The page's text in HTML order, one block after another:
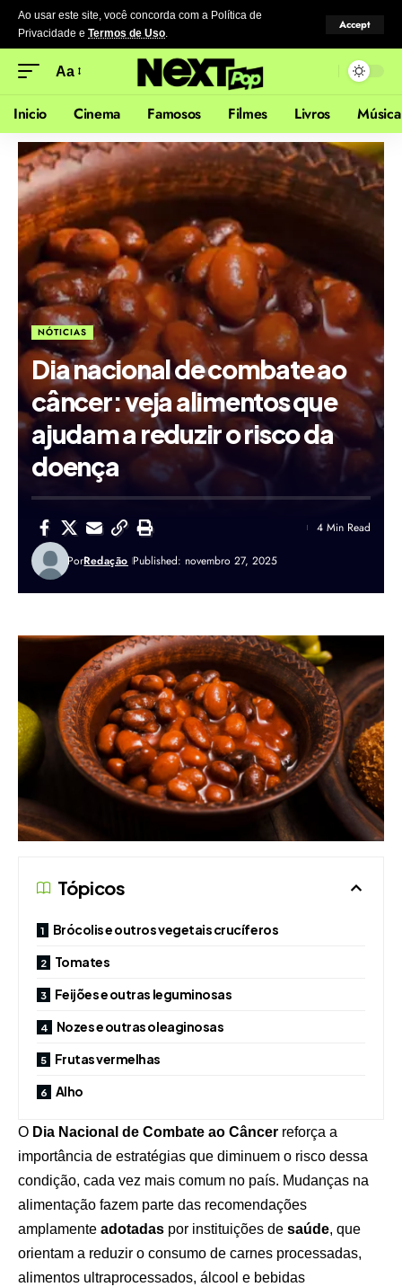
Ao usar este site, você concorda com a Política de
Privacidade e Termos de Uso.
Accept
Aa
Inicio Cinema Famosos Filmes Livros Música
NÓTICIAS
Dia nacional de combate ao
câncer: veja alimentos que
ajudam a reduzir o risco da
doença
PorRedação Published: novembro 27, 2025
4 Min Read
Tópicos
Brócolis e outros vegetais crucíferos
Tomates
Feijões e outras leguminosas
Nozes e outras oleaginosas
Frutas vermelhas
Alho
O Dia Nacional de Combate ao Câncer reforça a
importância de estratégias que diminuem o risco dessa
condição, cada vez mais comum no país. Mudanças na
alimentação fazem parte das recomendações
amplamente adotadas por instituições de saúde, que
orientam a reduzir o consumo de carnes processadas,
alimentos ultraprocessados, álcool e bebidas